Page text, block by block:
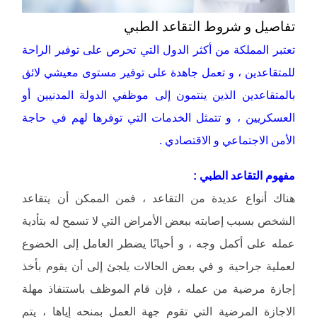
تفاصيل و شروط التقاعد الطبي
تعتبر المملكة من أكثر الدول التي تحرص على توفير الراحة
للمتقاعدين ، و تعمل جاهدة على توفير مستوى معيشي لائق
بالمتقاعدين الذين ينتمون إلى موظفي الدولة المدنيين أو
العسكريين ، و تتمثل الخدمات التي توفرها لهم في حاجة
الأمن الاجتماعي و الاقتصادي .
مفهوم التقاعد الطبي :
هناك أنواع عديدة من التقاعد ، فمن الممكن أن يتقاعد
الشخص بسبب إصابته ببعض الأمراض التي لا تسمح له بتأدية
عمله على أكمل وجه ، و أحيانًا يضطر العامل إلى الخضوع
لعملية جراحية و في بعض الحالات يلجئ إلى أن يقوم بأخذ
إجازة مرضية من عمله ، فإن قام الموظف باستنفاذ مهلة
الاجازة المرضية التي تقوم جهة العمل بمنحه إياها ، يتم